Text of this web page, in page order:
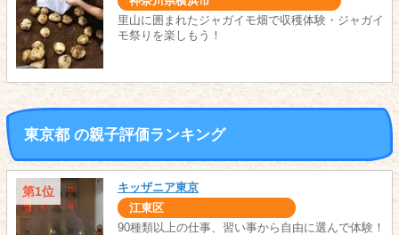
里山に囲まれたジャガイモ畑で収穫体験・ジャガイ
モ祭りを楽しもう！
東京都 の親子評価ランキング
第1位 キッザニア東京
江東区
90種類以上の仕事、習い事から自由に選んで体験！